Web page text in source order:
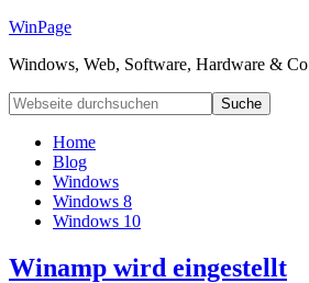
WinPage
Windows, Web, Software, Hardware & Co
Home
Blog
Windows
Windows 8
Windows 10
Winamp wird eingestellt